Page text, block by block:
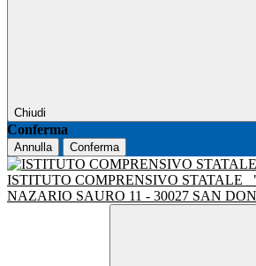
Chiudi
Conferma
Annulla Conferma
ISTITUTO COMPRENSIVO STATALE
NAZARIO SAURO 11 - 30027 SAN